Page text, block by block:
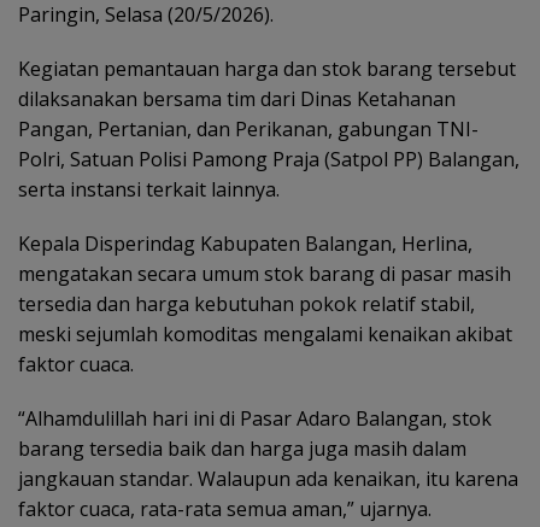
Paringin, Selasa (20/5/2026).
Kegiatan pemantauan harga dan stok barang tersebut
dilaksanakan bersama tim dari Dinas Ketahanan
Pangan, Pertanian, dan Perikanan, gabungan TNI-
Polri, Satuan Polisi Pamong Praja (Satpol PP) Balangan,
serta instansi terkait lainnya.
Kepala Disperindag Kabupaten Balangan, Herlina,
mengatakan secara umum stok barang di pasar masih
tersedia dan harga kebutuhan pokok relatif stabil,
meski sejumlah komoditas mengalami kenaikan akibat
faktor cuaca.
“Alhamdulillah hari ini di Pasar Adaro Balangan, stok
barang tersedia baik dan harga juga masih dalam
jangkauan standar. Walaupun ada kenaikan, itu karena
faktor cuaca, rata-rata semua aman,” ujarnya.